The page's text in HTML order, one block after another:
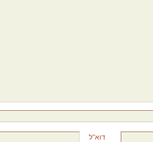
דוא"ל